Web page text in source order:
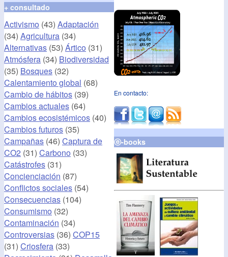
+ consultado
Activismo (43) Adaptación
(34) Agricultura (34)
Alternativas (53) Ártico (31)
Atmósfera (34) Biodiversidad
(35) Bosques (32)
Calentamiento global (68)
Cambio de hábitos (39)
Cambios actuales (64)
Cambios ecosistémicos (40)
Cambios futuros (35)
Campañas (46) Captura de
CO2 (31) Carbono (33)
Catástrofes (31)
Concienciación (87)
Conflictos sociales (54)
Consecuencias (104)
Consumismo (32)
Contaminación (34)
Controversias (36) COP15
(31) Criosfera (33)
En contacto:
ⓔ-books